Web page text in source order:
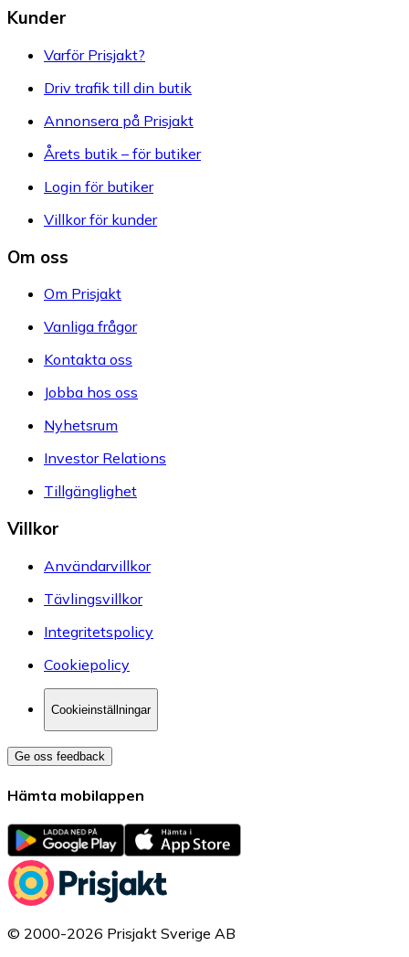
Kunder
Varför Prisjakt?
Driv trafik till din butik
Annonsera på Prisjakt
Årets butik – för butiker
Login för butiker
Villkor för kunder
Om oss
Om Prisjakt
Vanliga frågor
Kontakta oss
Jobba hos oss
Nyhetsrum
Investor Relations
Tillgänglighet
Villkor
Användarvillkor
Tävlingsvillkor
Integritetspolicy
Cookiepolicy
Cookieinställningar
Ge oss feedback
Hämta mobilappen
© 2000-2026 Prisjakt Sverige AB